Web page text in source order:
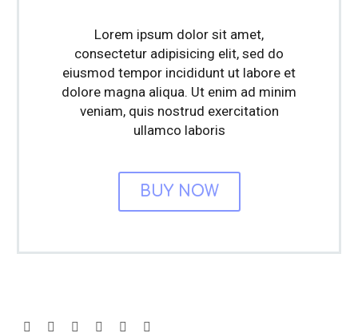
Lorem ipsum dolor sit amet,
consectetur adipisicing elit, sed do
eiusmod tempor incididunt ut labore et
dolore magna aliqua. Ut enim ad minim
veniam, quis nostrud exercitation
ullamco laboris
BUY NOW